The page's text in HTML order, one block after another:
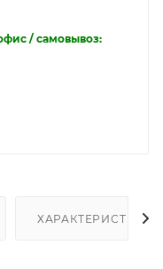
/ самовывоз:
ХАРАКТЕРИСТИКИ